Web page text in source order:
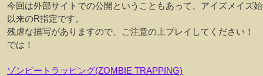
今回は外部サイトでの公開ということもあって、アイズメイズ
以来のR指定です。
残虐な描写がありますので、ご注意の上プレイしてください！
では！
ゾンビートラッピング(ZOMBIE TRAPPING)